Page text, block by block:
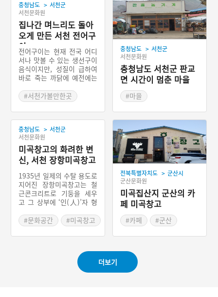
충청남도 > 서천군
서천문화원
집나간 며느리도 돌아
오게 만든 서천 전어구
이
전어구이는 현재 전국 어디
서나 맛볼 수 있는 생선구이
음식이지만, 성질이 급하여
바로 죽는 까닭에 예전에는
서는 소금에 절인 전어가 유
통되었다. 서천 전어구이는
충청남도 서해안 바다에서
잡은 싱싱한 전어를 바로 손
질하여 석쇠에 얹고 소금을
뿌려가며 구운 충청남도 서
천군의 향토음식이다. 예로
부터 충청남도 서천군 서면
홍원항은 서해안 전어의 산
지로서, 경상남도 사천시,
전라남도 광양시와 더불어
우리나라 전어 잡이의 대표
적인 중심지이다.
#서천가볼만한곳
충청남도 > 서천군
서천문화원
충청남도 서천군 판교
면 시간이 멈춘 마을
#마을
충청남도 > 서천군
서천문화원
미곡창고의 화려한 변
신, 서천 장항미곡창고
1935년 일제의 수탈 용도로
지어진 장항미곡창고는 철
근콘크리트로 기둥을 세우
고 그 상부에 ‘인(人)’자 형
목조 트러스(truss)로 지붕
틀을 가설한 독특한 건물이
다. 해방 뒤에는 대한통운
시간 텅 빈 채 방치되었다.
2012년 130명의 미술가들
이 참여한 공장미술제를 계
#문화공간
#미곡창고
전북특별자치도 > 군산시
군산문화원
미곡집산지 군산의 카
페 미곡창고
#카페
#군산
더보기